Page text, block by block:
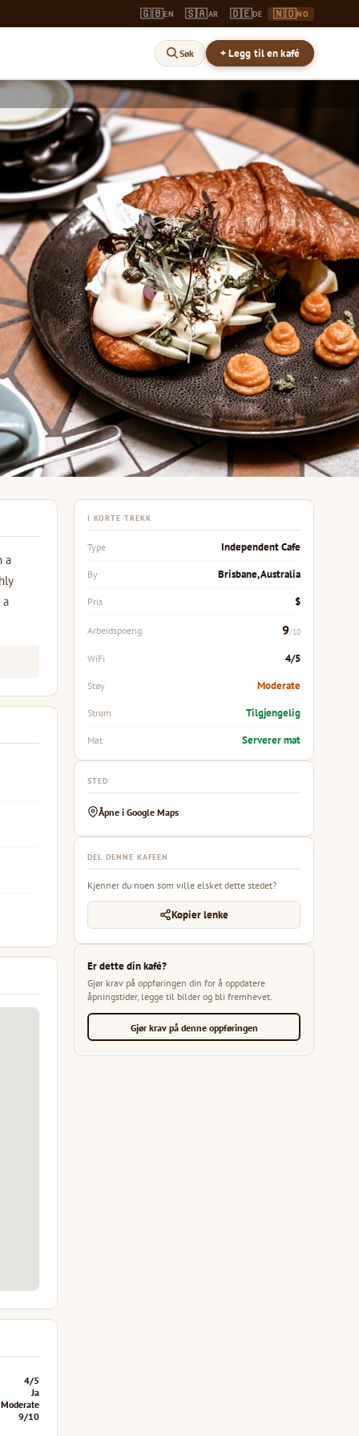
🇬🇧EN 🇸🇦AR 🇩🇪DE 🇳🇴NO
Søk + Legg til en kafé
a
a
4/5
Ja
Moderate
9/10
I KORTE TREKK
Type Independent Cafe
By Brisbane, Australia
Pris $
Arbeidspoeng 9/10
WiFi 4/5
Støy Moderate
Strøm Tilgjengelig
Mat Serverer mat
STED
Åpne i Google Maps
DEL DENNE KAFEEN
Kjenner du noen som ville elsket dette stedet?
Kopier lenke
Er dette din kafé?
Gjør krav på oppføringen din for å oppdatere
åpningstider, legge til bilder og bli fremhevet.
Gjør krav på denne oppføringen